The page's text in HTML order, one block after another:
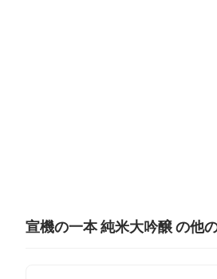
宣機の一本 純米大吟醸 の他